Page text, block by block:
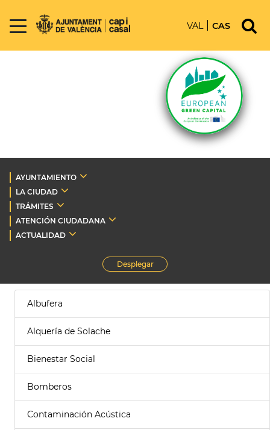
VAL CAS
AYUNTAMIENTO
LA CIUDAD
TRÁMITES
ATENCIÓN CIUDADANA
ACTUALIDAD
Desplegar
Albufera
Alquería de Solache
Bienestar Social
Bomberos
Contaminación Acústica